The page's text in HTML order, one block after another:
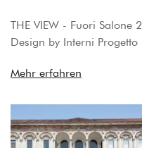
THE VIEW - Fuori Salone
Design by Interni Progetto
Mehr erfahren